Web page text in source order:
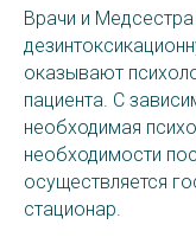
Врачи и
оказывают
пациента. С
необходимая
необходимости
осуществляется
стационар.